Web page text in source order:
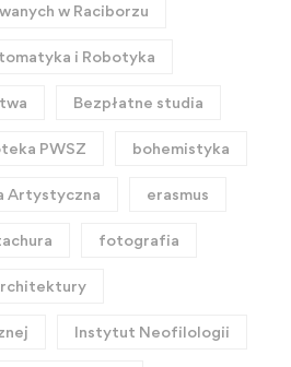
w Raciborzu
i Robotyka
Bezpłatne studia
PWSZ bohemistyka
Artystyczna erasmus
fotografia
Instytut Neofilologii